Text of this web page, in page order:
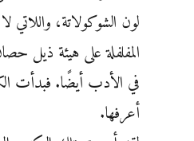
لون الشوكولاتة،
المفلفلة على هيئة ذيل
في الأدب أيضًا. فبدأت
أعرفها.